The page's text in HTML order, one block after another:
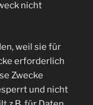
nicht
weil sie für
erforderlich
Zwecke
und nicht